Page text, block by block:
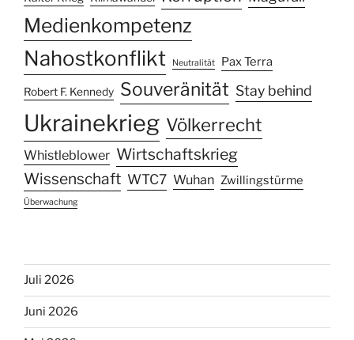
Medienkompetenz
Nahostkonflikt Neutralität Pax Terra
Robert F. Kennedy Souveränität Stay behind
Ukrainekrieg Völkerrecht
Whistleblower Wirtschaftskrieg
Wissenschaft WTC7 Wuhan Zwillingstürme
Überwachung
Juli 2026
Juni 2026